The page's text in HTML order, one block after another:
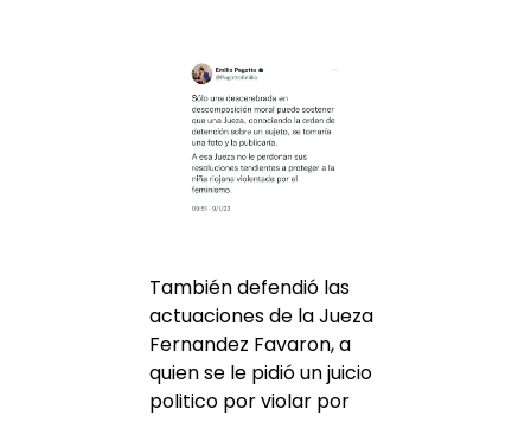
También defendió las
actuaciones de la Jueza
Fernandez Favaron, a
quien se le pidió un juicio
politico por violar por